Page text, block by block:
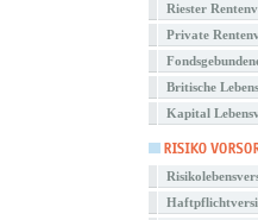
Riester
Private
Britische
Kapital